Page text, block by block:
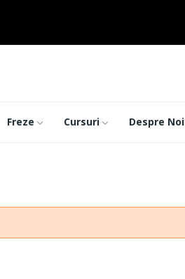
Freze Cursuri Despre Noi